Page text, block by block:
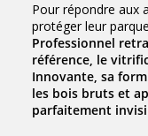
Pour répondre aux
protéger leur
Professionnel
référence, le
Innovante, sa
les bois bruts et
parfaitement